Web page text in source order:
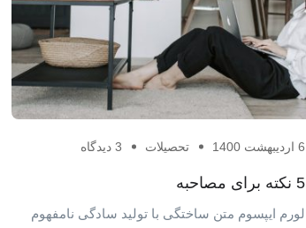
6 اردیبهشت 1400 تحصیلات 3 دیدگاه
5 نکته برای مصاحبه
لورم ایپسوم متن ساختگی با تولید سادگی نامفهوم